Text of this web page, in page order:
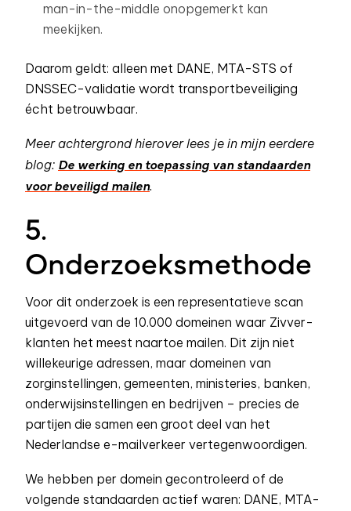
man-in-the-middle onopgemerkt kan
meekijken.
Daarom geldt: alleen met DANE, MTA-STS of
DNSSEC-validatie wordt transportbeveiliging
écht betrouwbaar.
Meer achtergrond hierover lees je in mijn eerdere
blog: De werking en toepassing van standaarden
voor beveiligd mailen.
5.
Onderzoeksmethode
Voor dit onderzoek is een representatieve scan
uitgevoerd van de 10.000 domeinen waar Zivver-
klanten het meest naartoe mailen. Dit zijn niet
willekeurige adressen, maar domeinen van
zorginstellingen, gemeenten, ministeries, banken,
onderwijsinstellingen en bedrijven – precies de
partijen die samen een groot deel van het
Nederlandse e-mailverkeer vertegenwoordigen.
We hebben per domein gecontroleerd of de
volgende standaarden actief waren: DANE, MTA-